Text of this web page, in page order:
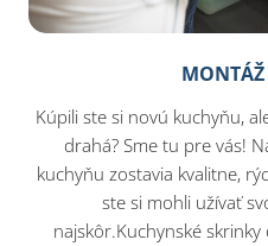
Kúpili ste si novú kuchyňu,
drahá? Sme tu pre vás!
kuchyňu zostavia kvalitne,
ste si mohli užívať
najskôr.Kuchynské